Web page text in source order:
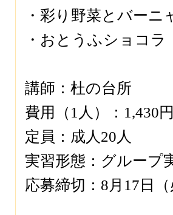
・彩り野菜とバーニ
・おとうふショコラ
講師：杜の台所
費用（1人）：1,430円
定員：成人20人
実習形態：グループ
応募締切：8月17日（